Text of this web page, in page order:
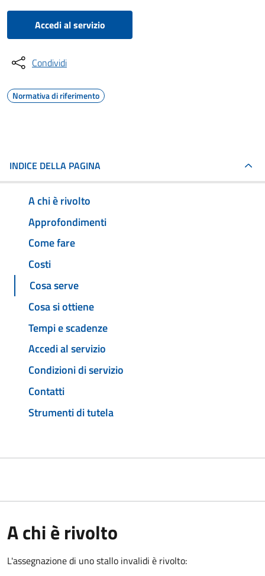
Accedi al servizio
Condividi
Normativa di riferimento
INDICE DELLA PAGINA
A chi è rivolto
Approfondimenti
Come fare
Costi
Cosa serve
Cosa si ottiene
Tempi e scadenze
Accedi al servizio
Condizioni di servizio
Contatti
Strumenti di tutela
A chi è rivolto
L'assegnazione di uno stallo invalidi è rivolto: